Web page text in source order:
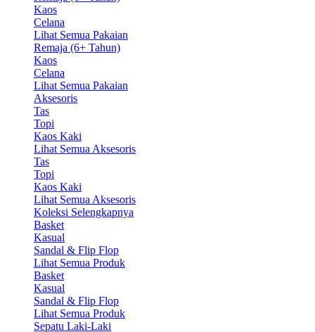
Kaos
Celana
Lihat Semua Pakaian
Remaja (6+ Tahun)
Kaos
Celana
Lihat Semua Pakaian
Aksesoris
Tas
Topi
Kaos Kaki
Lihat Semua Aksesoris
Tas
Topi
Kaos Kaki
Lihat Semua Aksesoris
Koleksi Selengkapnya
Basket
Kasual
Sandal & Flip Flop
Lihat Semua Produk
Basket
Kasual
Sandal & Flip Flop
Lihat Semua Produk
Sepatu Laki-Laki